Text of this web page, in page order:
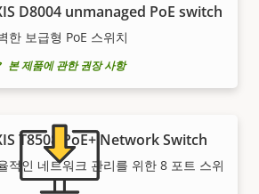
​D8004 unmanaged PoE switch
한 보급형 PoE 스위치
본 제품에 관한 권장 사항
T8508 PoE+ Network Switch
적인 네트워크 관리를 위한 8 포트 스위
트웨어 또는 전문가의 도움이 필요하
신가요?